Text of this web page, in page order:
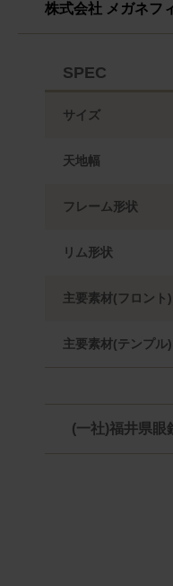
株式会社 メガネフ
SPEC
サイズ
天地幅
フレーム形状
リム形状
主要素材(フロント)
主要素材(テンプル)
(一社)福井県眼